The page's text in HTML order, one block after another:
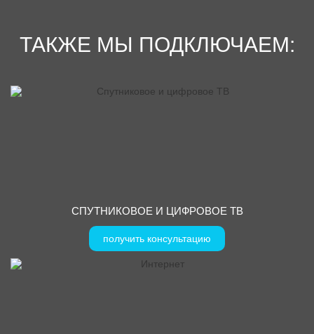
ТАКЖЕ МЫ ПОДКЛЮЧАЕМ:
СПУТНИКОВОЕ И ЦИФРОВОЕ ТВ
получить консультацию